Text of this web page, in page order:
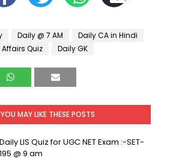
Daily @ 7 AM
Daily CA in Hindi
Quiz
Daily GK
YOU MAY LIKE THESE POSTS
Daily LIS Quiz for UGC NET Exam :-SET-
195 @ 9 am